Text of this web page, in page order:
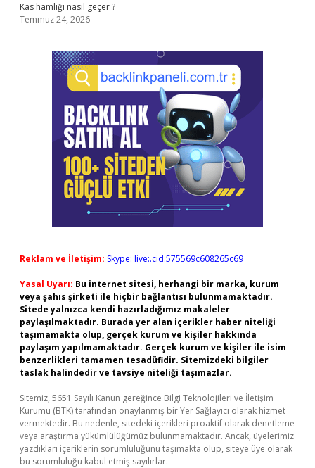
Kas hamlığı nasıl geçer ?
Temmuz 24, 2026
Reklam ve İletişim: Skype: live:.cid.575569c608265c69
Yasal Uyarı: Bu internet sitesi, herhangi bir marka, kurum
veya şahıs şirketi ile hiçbir bağlantısı bulunmamaktadır.
Sitede yalnızca kendi hazırladığımız makaleler
paylaşılmaktadır. Burada yer alan içerikler haber niteliği
taşımamakta olup, gerçek kurum ve kişiler hakkında
paylaşım yapılmamaktadır. Gerçek kurum ve kişiler ile isim
benzerlikleri tamamen tesadüfidir. Sitemizdeki bilgiler
taslak halindedir ve tavsiye niteliği taşımazlar.
Sitemiz, 5651 Sayılı Kanun gereğince Bilgi Teknolojileri ve İletişim
Kurumu (BTK) tarafından onaylanmış bir Yer Sağlayıcı olarak hizmet
vermektedir. Bu nedenle, sitedeki içerikleri proaktif olarak denetleme
veya araştırma yükümlülüğümüz bulunmamaktadır. Ancak, üyelerimiz
yazdıkları içeriklerin sorumluluğunu taşımakta olup, siteye üye olarak
bu sorumluluğu kabul etmiş sayılırlar.